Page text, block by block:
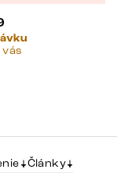
vás
Články